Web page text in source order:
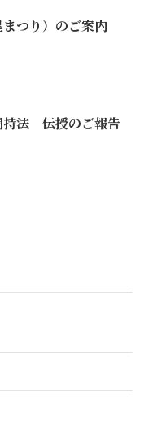
つり）のご案内
持法 伝授のご報告